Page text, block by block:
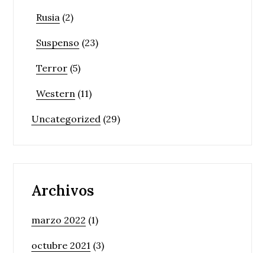
Rusia (2)
Suspenso (23)
Terror (5)
Western (11)
Uncategorized (29)
Archivos
marzo 2022 (1)
octubre 2021 (3)